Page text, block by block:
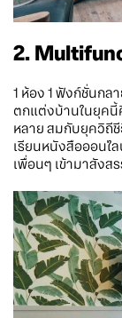
2.
1 ห้อง 1 ฟังก์ชั่นกล
ตกแต่งบ้านในยุคนี้
หลาย สมกับยุควิถี
เรียนหนังสือออนไ
เพื่อนๆ เข้ามาสังส